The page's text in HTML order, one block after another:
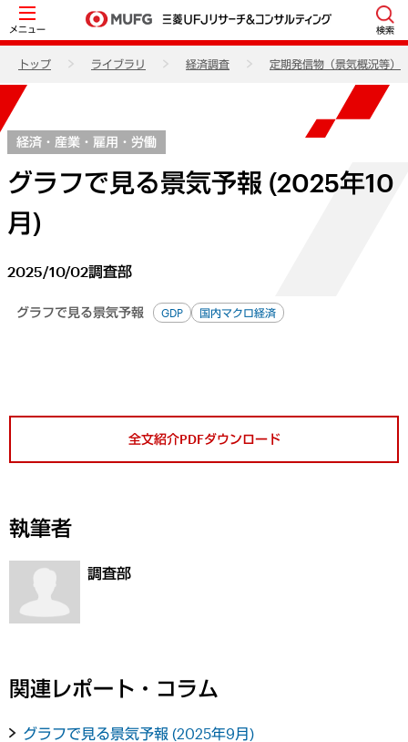
メニュー 検索
トップ ライブラリ 経済調査 定期発信物（景気概況等）
経済・産業・雇用・労働
グラフで見る景気予報 (2025年10
月)
2025/10/02調査部
グラフで見る景気予報 GDP 国内マクロ経済
全文紹介PDFダウンロード
執筆者
調査部
関連レポート・コラム
グラフで見る景気予報 (2025年9月)